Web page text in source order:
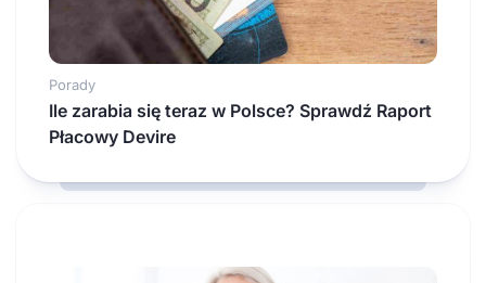
Porady
Ile zarabia się teraz w Polsce? Sprawdź Raport
Płacowy Devire